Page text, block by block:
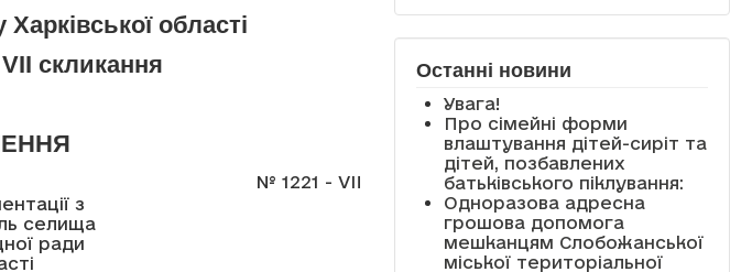
області
скликання
№ 1221 - VII
з
селища
ради
Останні новини
Увага!
Про сімейні форми
влаштування дітей-сиріт та
дітей, позбавлених
батьківського піклування:
Одноразова адресна
грошова допомога
мешканцям Слобожанської
міської територіальної